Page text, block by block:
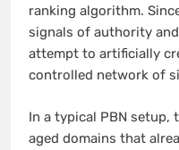
ranking algorithm.
signals of authority
attempt to artificially
controlled network of
In a typical PBN setup,
aged domains that